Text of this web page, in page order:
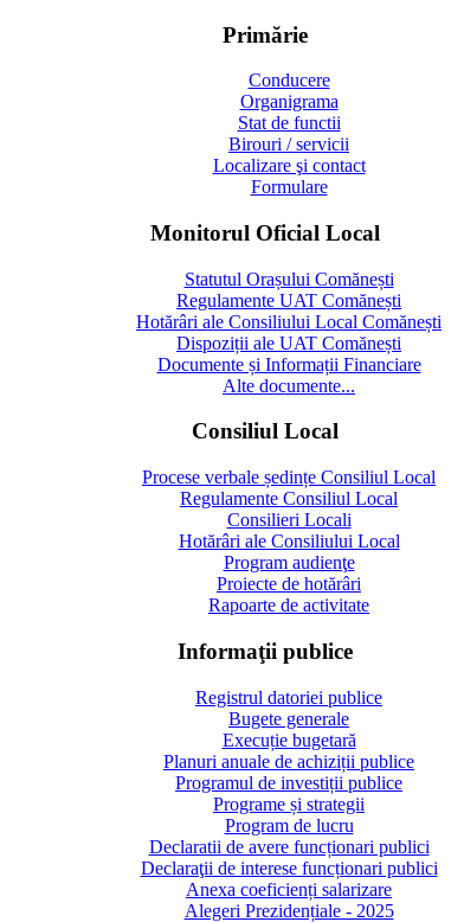
Primărie
Conducere
Organigrama
Stat de functii
Birouri / servicii
Localizare şi contact
Formulare
Monitorul Oficial Local
Statutul Orașului Comănești
Regulamente UAT Comănești
Hotărâri ale Consiliului Local Comănești
Dispoziții ale UAT Comănești
Documente și Informații Financiare
Alte documente...
Consiliul Local
Procese verbale ședințe Consiliul Local
Regulamente Consiliul Local
Consilieri Locali
Hotărâri ale Consiliului Local
Program audienţe
Proiecte de hotărâri
Rapoarte de activitate
Informaţii publice
Registrul datoriei publice
Bugete generale
Execuție bugetară
Planuri anuale de achiziții publice
Programul de investiții publice
Programe și strategii
Program de lucru
Declaratii de avere funcționari publici
Declaraţii de interese funcționari publici
Anexa coeficienți salarizare
Alegeri Prezidențiale - 2025